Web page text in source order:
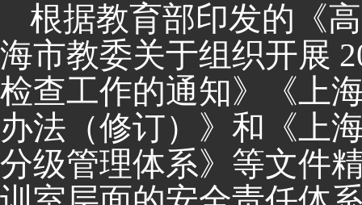
根据教育部印发的《
海市教委关于组织开展
检查工作的通知》《上
办法（修订）》和《上
分级管理体系》等文件